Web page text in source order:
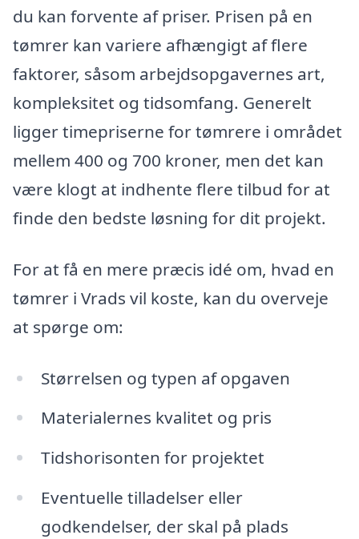
du kan forvente af priser. Prisen på en
tømrer kan variere afhængigt af flere
faktorer, såsom arbejdsopgavernes art,
kompleksitet og tidsomfang. Generelt
ligger timepriserne for tømrere i området
mellem 400 og 700 kroner, men det kan
være klogt at indhente flere tilbud for at
finde den bedste løsning for dit projekt.
For at få en mere præcis idé om, hvad en
tømrer i Vrads vil koste, kan du overveje
at spørge om:
Størrelsen og typen af opgaven
Materialernes kvalitet og pris
Tidshorisonten for projektet
Eventuelle tilladelser eller
godkendelser, der skal på plads